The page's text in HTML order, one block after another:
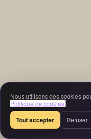
Nous utilisons des cookies
Politique de cookies.
Tout accepter Refuser